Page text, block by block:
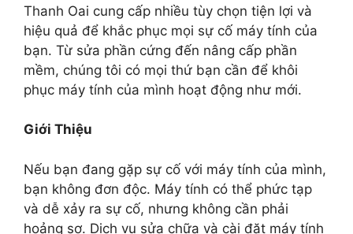
Thanh Oai cung cấp nhiều tùy chọn tiện lợi và
hiệu quả để khắc phục mọi sự cố máy tính của
bạn. Từ sửa phần cứng đến nâng cấp phần
mềm, chúng tôi có mọi thứ bạn cần để khôi
phục máy tính của mình hoạt động như mới.
Giới Thiệu
Nếu bạn đang gặp sự cố với máy tính của mình,
bạn không đơn độc. Máy tính có thể phức tạp
và dễ xảy ra sự cố, nhưng không cần phải
hoảng sợ. Dịch vụ sửa chữa và cài đặt máy tính